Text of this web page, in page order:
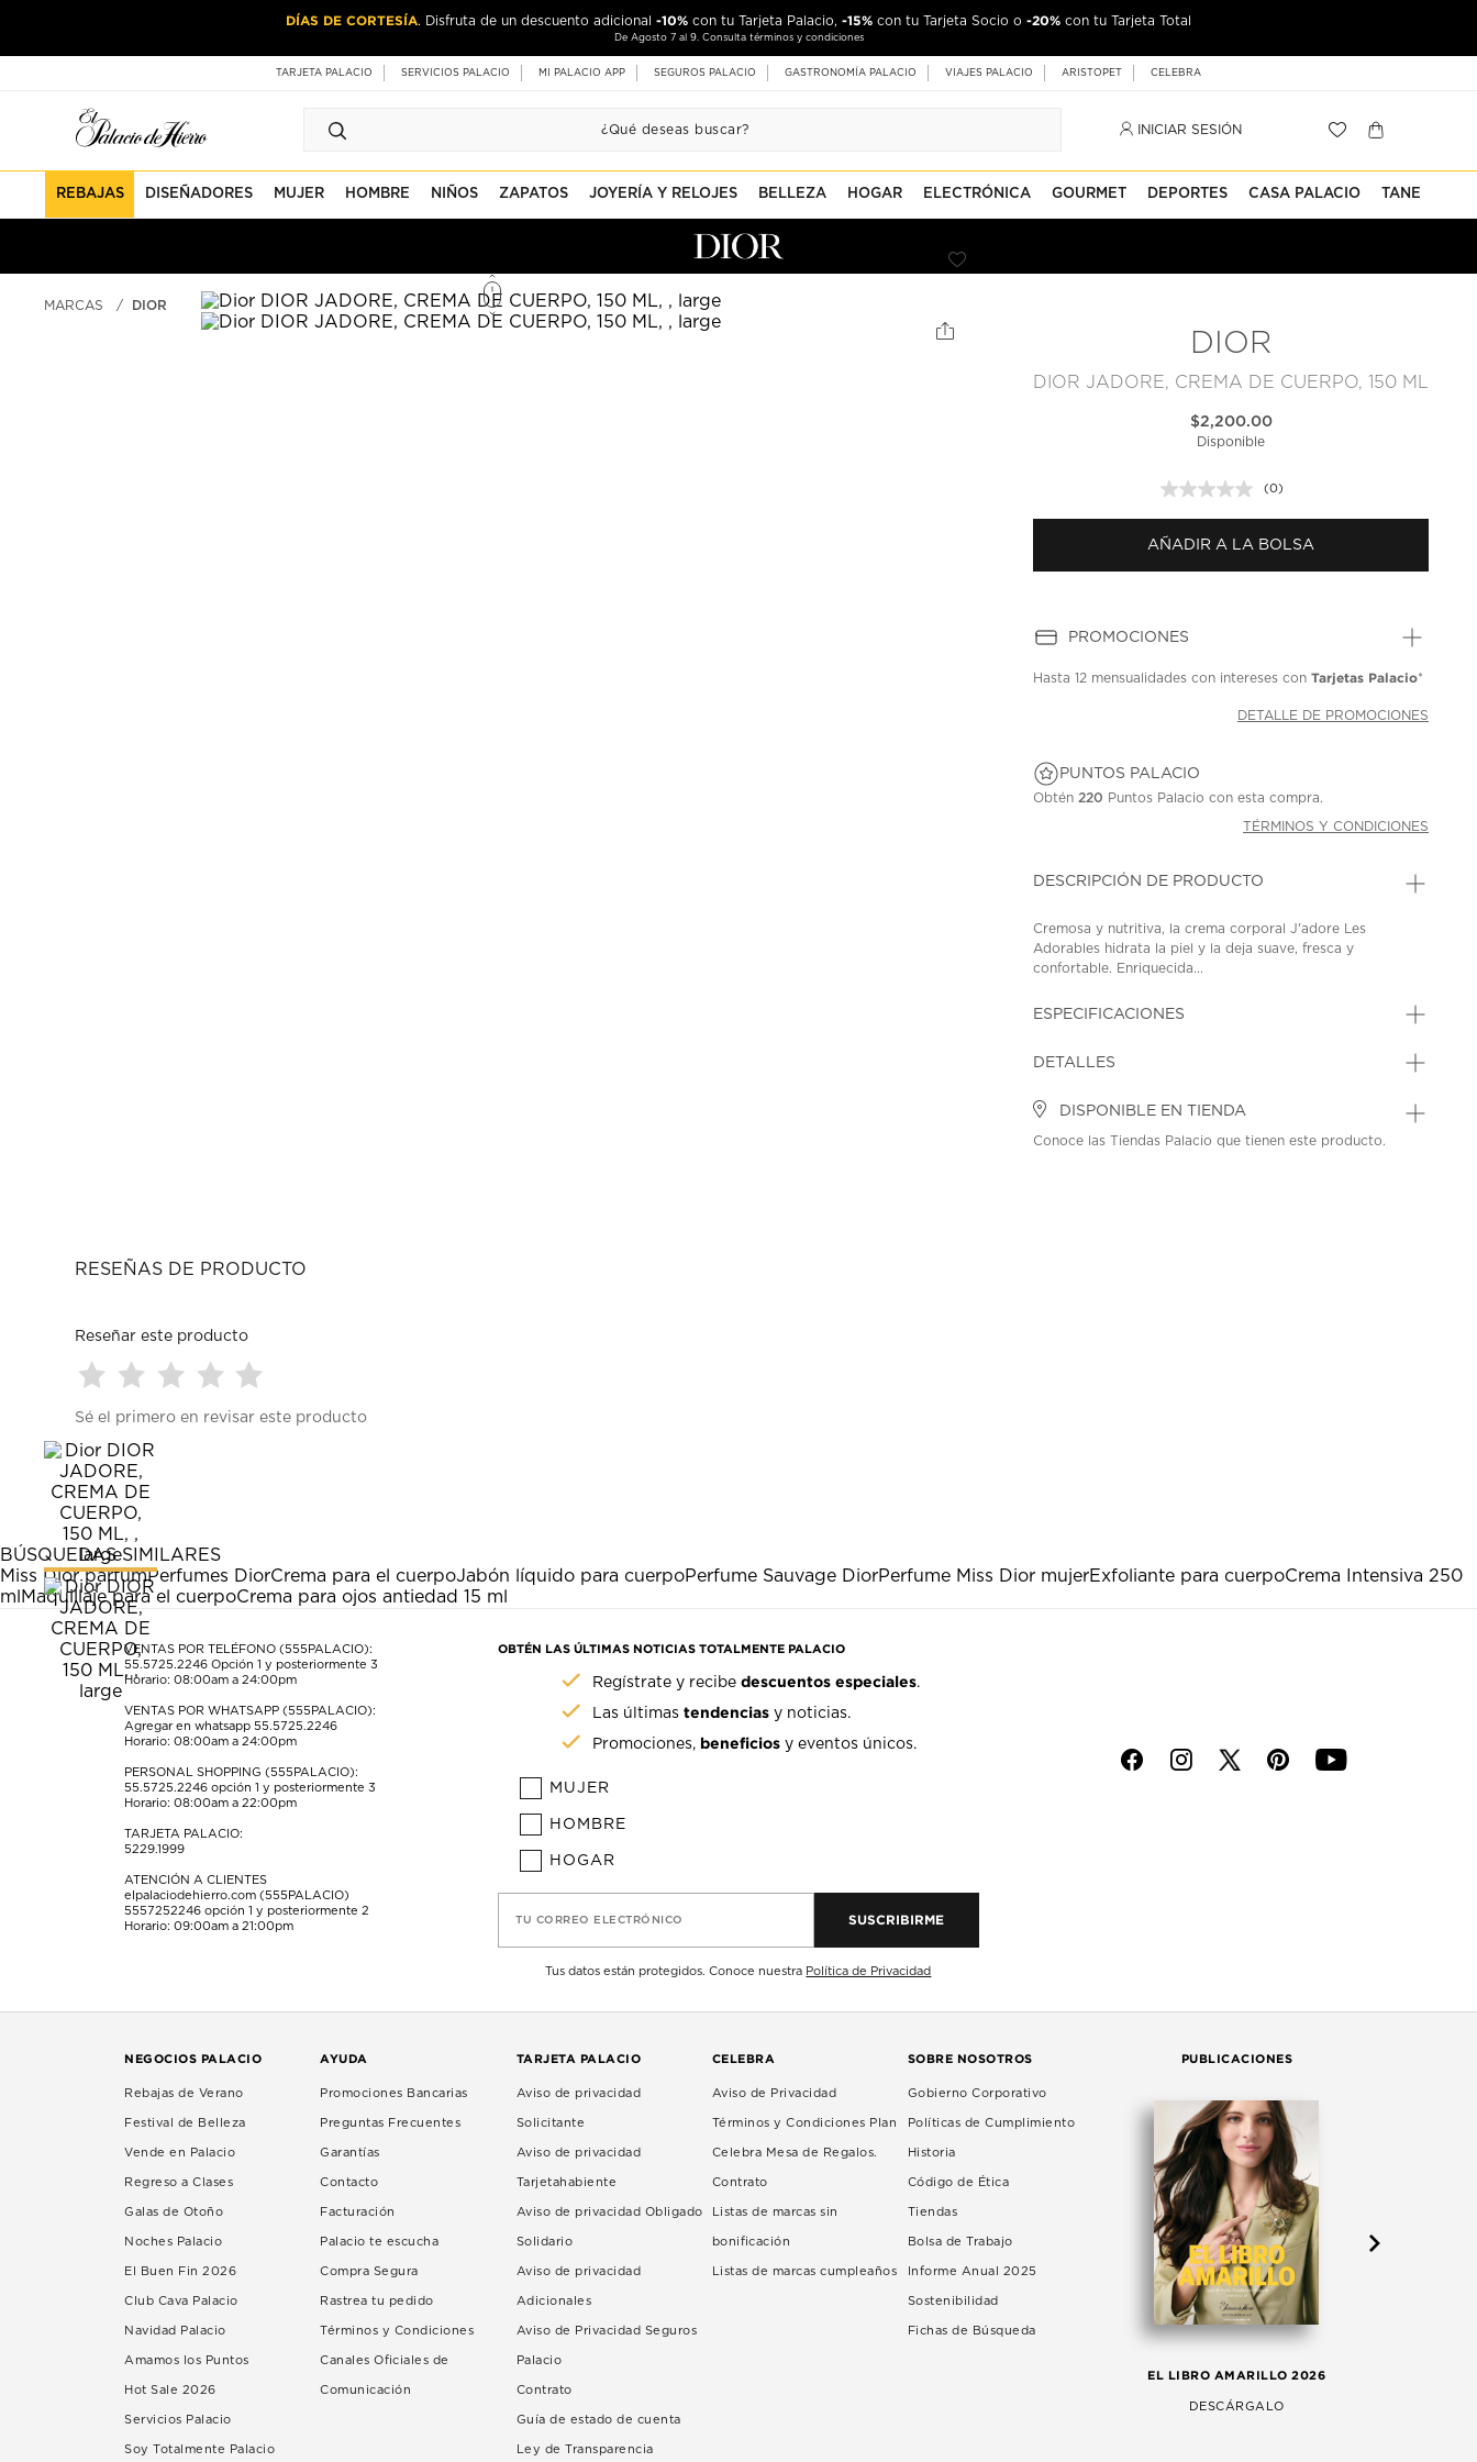
DÍAS DE CORTESÍA. Disfruta de un descuento adicional -10% con tu Tarjeta Palacio, -15% con tu Tarjeta Socio o -20% con tu Tarjeta Total
De Agosto 7 al 9. Consulta términos y condiciones
TARJETA PALACIO SERVICIOS PALACIO MI PALACIO APP SEGUROS PALACIO GASTRONOMÍA PALACIO VIAJES PALACIO ARISTOPET CELEBRA
INICIAR SESIÓN
REBAJAS DISEÑADORES MUJER HOMBRE NIÑOS ZAPATOS JOYERÍA Y RELOJES BELLEZA HOGAR ELECTRÓNICA GOURMET DEPORTES CASA PALACIO TANE
MARCAS DIOR
DIOR
DIOR JADORE, CREMA DE CUERPO, 150 ML
$2,200.00
Disponible
Sin
puntuación.
en
la
(0)
AÑADIR A LA BOLSA
PROMOCIONES
Hasta12 mensualidades con intereses conTarjetas Palacio*
DETALLE DE PROMOCIONES
PUNTOS PALACIO
Obtén 220 Puntos Palacio con esta compra.
TÉRMINOS Y CONDICIONES
DESCRIPCIÓN DE PRODUCTO
Cremosa y nutritiva, la crema corporal J'adore Les
Adorables hidrata la piel y la deja suave, fresca y
confortable. Enriquecida...
ESPECIFICACIONES
DETALLES
DISPONIBLE EN TIENDA
Conoce las Tiendas Palacio que tienen este producto.
RESEÑAS DE PRODUCTO
Reseñar este producto
para
calificar
el
artículo
con
1
estrella
Esta
acción
abrirá
el
formulario
de
envío.
para
calificar
el
artículo
con
2
estrellas.
Esta
acción
abrirá
el
formulario
de
envío.
para
calificar
el
estrellas.
Esta
acción
abrirá
formulario
de
para
estrellas.
Esta
acción
abrirá
formulario
de
para
Esta
acción
abrirá
formulario
de
envío.
Sé el primero en revisar este producto
BÚSQUEDAS SIMILARES
Miss Dior parfumPerfumes DiorCrema para el cuerpoJabón líquido para cuerpoPerfume Sauvage DiorPerfume Miss Dior mujerExfoliante para cuerpoCrema Intensiva 250
ml Maquillaje para el cuerpoCrema para ojos antiedad 15 ml
VENTAS POR TELÉFONO (555PALACIO):
55.5725.2246 Opción 1 y posteriormente 3
Horario: 08:00am a 24:00pm
VENTAS POR WHATSAPP (555PALACIO):
Agregar en whatsapp 55.5725.2246
Horario: 08:00am a 24:00pm
PERSONAL SHOPPING (555PALACIO):
55.5725.2246 opción 1 y posteriormente 3
Horario: 08:00am a 22:00pm
TARJETA PALACIO:
5229.1999
ATENCIÓN A CLIENTES
elpalaciodehierro.com (555PALACIO)
5557252246 opción 1 y posteriormente 2
Horario: 09:00am a 21:00pm
OBTÉN LAS ÚLTIMAS NOTICIAS TOTALMENTE PALACIO
Regístrate y recibedescuentos especiales.
Las últimastendencias y noticias.
Promociones, beneficios y eventos únicos.
MUJER
HOMBRE
HOGAR
TU CORREO ELECTRÓNICO SUSCRIBIRME
Tus datos están protegidos. Conoce nuestra Política de Privacidad
f i p y
NEGOCIOS PALACIO
Rebajas de Verano
Festival de Belleza
Vende en Palacio
Regreso a Clases
Galas de Otoño
Noches Palacio
El Buen Fin 2026
Club Cava Palacio
Navidad Palacio
Amamos los Puntos
Hot Sale 2026
Servicios Palacio
Soy Totalmente Palacio
AYUDA
Promociones Bancarias
Preguntas Frecuentes
Garantías
Contacto
Facturación
Palacio te escucha
Compra Segura
Rastrea tu pedido
Términos y Condiciones
Canales Oficiales de
Comunicación
TARJETA PALACIO
Aviso de privacidad
Solicitante
Aviso de privacidad
Tarjetahabiente
Aviso de privacidad Obligado
Solidario
Aviso de privacidad
Adicionales
Aviso de Privacidad Seguros
Palacio
Contrato
Guía de estado de cuenta
Ley de Transparencia
CELEBRA
Aviso de Privacidad
Términos y Condiciones Plan
Celebra Mesa de Regalos.
Contrato
Listas de marcas sin
bonificación
Listas de marcas cumpleaños
SOBRE NOSOTROS
Gobierno Corporativo
Políticas de Cumplimiento
Historia
Código de Ética
Tiendas
Bolsa de Trabajo
Informe Anual 2025
Sostenibilidad
Fichas de Búsqueda
PUBLICACIONES
EL LIBRO AMARILLO 2026
DESCÁRGALO